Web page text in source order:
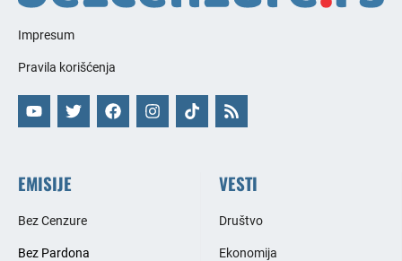
Impresum
Pravila korišćenja
EMISIJE
Bez Cenzure
Bez Pardona
VESTI
Društvo
Ekonomija